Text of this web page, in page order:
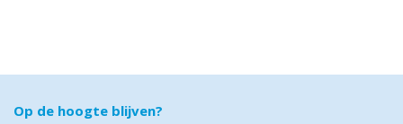
Op de hoogte blijven?